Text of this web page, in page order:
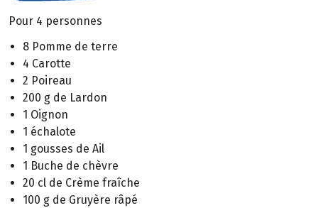
Pour 4 personnes
8 Pomme de terre
4 Carotte
2 Poireau
200 g de Lardon
1 Oignon
1 échalote
1 gousses de Ail
1 Buche de chèvre
20 cl de Crème fraîche
100 g de Gruyère râpé